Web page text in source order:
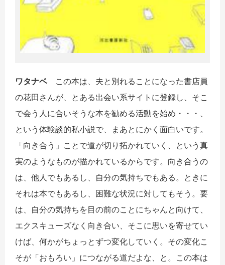
ワタナベこの本は、夫と別れることになった書店員
の花田さんが、とある出会い系サイトに登録し、そこ
で会う人に合いそうな本を勧める活動を始め・・・、
という体験談的私小説で、まあとにかく面白いです。
「向き合う」ことで道が切り拓かれていく、という真
実のようなものが描かれているからです。向き合うの
は、他人でもあるし、自分の気持ちでもある。ときに
それは本でもあるし、困難な状況に対してもそう。要
は、自分の気持ちを目の前のことにちゃんと向けて、
エクスキューズなく向き合い、そこに思いを寄せてい
けば、何かがちょっとずつ変化していく。その変化こ
そが「おもろい」につながる道だよな、と。この本は